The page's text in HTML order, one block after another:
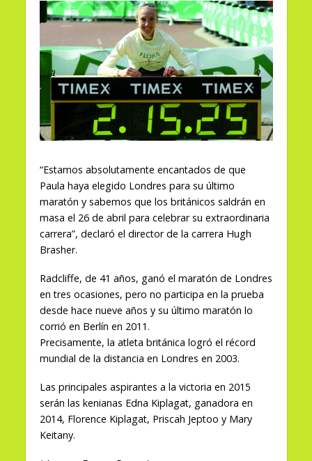
“Estamos absolutamente encantados de que
Paula haya elegido Londres para su último
maratón y sabemos que los británicos saldrán en
masa el 26 de abril para celebrar su extraordinaria
carrera”, declaró el director de la carrera Hugh
Brasher.
Radcliffe, de 41 años, ganó el maratón de Londres
en tres ocasiones, pero no participa en la prueba
desde hace nueve años y su último maratón lo
corrió en Berlín en 2011.
Precisamente, la atleta británica logró el récord
mundial de la distancia en Londres en 2003.
Las principales aspirantes a la victoria en 2015
serán las kenianas Edna Kiplagat, ganadora en
2014, Florence Kiplagat, Priscah Jeptoo y Mary
Keitany.